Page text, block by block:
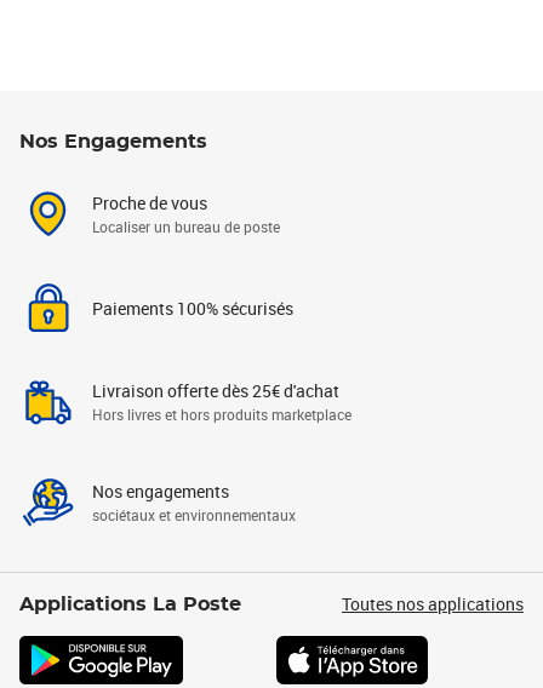
Nos Engagements
Proche de vous
Localiser un bureau de poste
Paiements 100% sécurisés
Livraison offerte dès 25€ d'achat
Hors livres et hors produits marketplace
Nos engagements
sociétaux et environnementaux
Applications La Poste Toutes nos applications